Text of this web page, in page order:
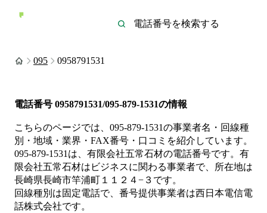
095 0958791531
電話番号 0958791531/095-879-1531の情報
こちらのページでは、 095-879-1531の事業者名・回線種
別・地域・業界・FAX番号・口コミを紹介しています。
095-879-1531 は、 有限会社五常石材の電話番号です。 有
限会社五常石材は ビジネスに関わる事業者で、所在地は
長崎県長崎市竿浦町１１２４−３ です。
回線種別は固定電話で、番号提供事業者は西日本電信電
話株式会社です。